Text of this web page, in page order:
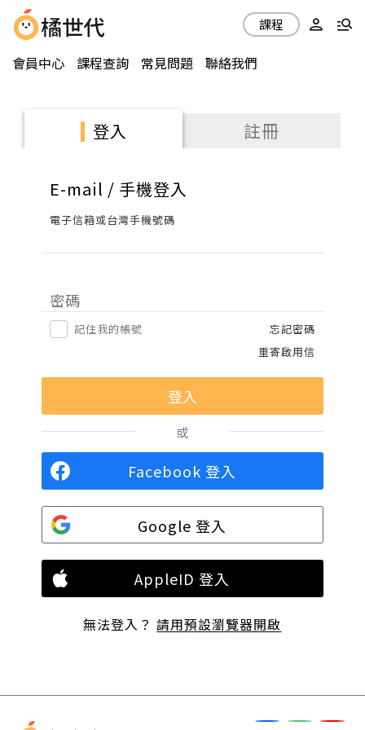
會員中心 課程查詢 常見問題 聯絡我們
課程
登入 註冊
E-mail / 手機登入
電子信箱或台灣手機號碼
密碼
記住我的帳號
忘記密碼
重寄啟用信
或
Facebook 登入
Google 登入
AppleID 登入
無法登入？請用預設瀏覽器開啟